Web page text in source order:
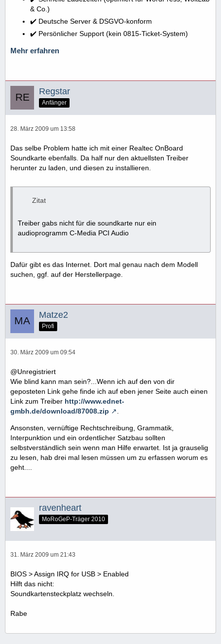
& Co.)
✔️ Deutsche Server & DSGVO-konform
✔️ Persönlicher Support (kein 0815-Ticket-System)
Mehr erfahren
Regstar
Anfänger
28. März 2009 um 13:58
Das selbe Problem hatte ich mit einer Realtec OnBoard
Soundkarte ebenfalls. Da half nur den aktuellsten Treiber
herunter zu laden, und diesen zu installieren.
Zitat
Treiber gabs nicht für die soundkarte nur ein
audioprogramm C-Media PCI Audio
Dafür gibt es das Internet. Dort mal genau nach dem Modell
suchen, ggf. auf der Herstellerpage.
Matze2
Profi
30. März 2009 um 09:54
@Unregistriert
Wie blind kann man sein?...Wenn ich auf den von dir
geposteten Link gehe finde ich auf eben jener Seite auch einen
Link zum Treiber http://www.ednet-
gmbh.de/download/87008.zip
.
Ansonsten, vernüftige Rechtschreibung, Grammatik,
Interpunktion und ein ordentlicher Satzbau sollten
selbstverständlich sein wenn man Hilfe erwartet. Ist ja grauselig
zu lesen, hab drei mal lesen müssen um zu erfassen worum es
geht....
ravenheart
MoRoGeP-Träger 2010
31. März 2009 um 21:43
BIOS > Assign IRQ for USB > Enabled
Hilft das nicht:
Soundkartensteckplatz wechseln.
Rabe